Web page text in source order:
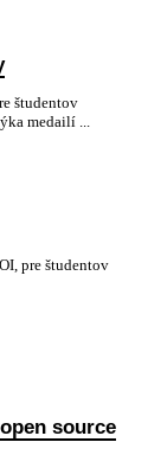
študentov
medailí ...
pre študentov
source